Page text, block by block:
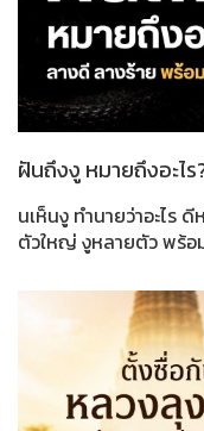
ฝันถึงงู หมายถึงอะไ
นเห็นงู ทำนายว่าอะไร
ตัวใหญ่ งูหลายตัว พร้อ